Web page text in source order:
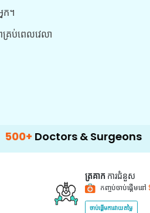
ក។
គ្រប់ពេលវេលា
& Surgeons 14+
ត្រគាក ការជំនួស
កញ្ចប់ចាប់ផ្តើមនៅ
ចាប់ផ្តើមការវាយតម្លៃ